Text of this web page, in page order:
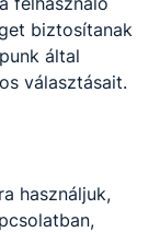
biztosítanak
által
választásait.
használjuk,